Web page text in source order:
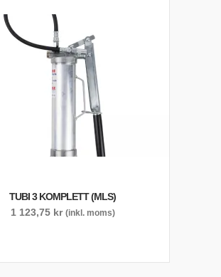
TUBI 3 KOMPLETT (MLS)
1 123,75 kr (inkl. moms)